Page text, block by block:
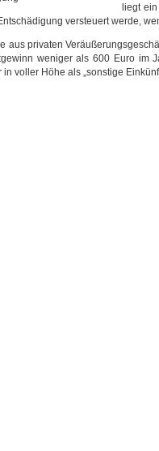
liegt ein
versteuert werde,
aus privaten
weniger als 600 Euro im
in voller Höhe als „sonstige